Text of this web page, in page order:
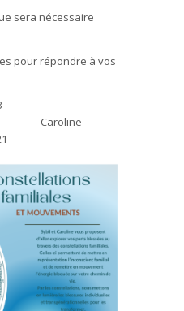
sera nécessaire
pour répondre à vos